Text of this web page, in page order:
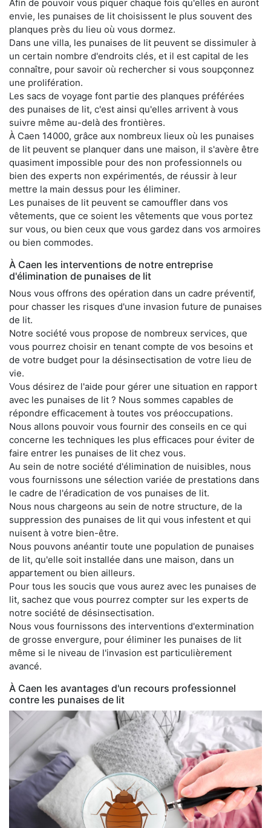
Afin de pouvoir vous piquer chaque fois qu'elles en auront
envie, les punaises de lit choisissent le plus souvent des
planques près du lieu où vous dormez.
Dans une villa, les punaises de lit peuvent se dissimuler à
un certain nombre d'endroits clés, et il est capital de les
connaître, pour savoir où rechercher si vous soupçonnez
une prolifération.
Les sacs de voyage font partie des planques préférées
des punaises de lit, c'est ainsi qu'elles arrivent à vous
suivre même au-delà des frontières.
À Caen 14000, grâce aux nombreux lieux où les punaises
de lit peuvent se planquer dans une maison, il s'avère être
quasiment impossible pour des non professionnels ou
bien des experts non expérimentés, de réussir à leur
mettre la main dessus pour les éliminer.
Les punaises de lit peuvent se camouffler dans vos
vêtements, que ce soient les vêtements que vous portez
sur vous, ou bien ceux que vous gardez dans vos armoires
ou bien commodes.
À Caen les interventions de notre entreprise
d'élimination de punaises de lit
Nous vous offrons des opération dans un cadre préventif,
pour chasser les risques d'une invasion future de punaises
de lit.
Notre société vous propose de nombreux services, que
vous pourrez choisir en tenant compte de vos besoins et
de votre budget pour la désinsectisation de votre lieu de
vie.
Vous désirez de l'aide pour gérer une situation en rapport
avec les punaises de lit ? Nous sommes capables de
répondre efficacement à toutes vos préoccupations.
Nous allons pouvoir vous fournir des conseils en ce qui
concerne les techniques les plus efficaces pour éviter de
faire entrer les punaises de lit chez vous.
Au sein de notre société d'élimination de nuisibles, nous
vous fournissons une sélection variée de prestations dans
le cadre de l'éradication de vos punaises de lit.
Nous nous chargeons au sein de notre structure, de la
suppression des punaises de lit qui vous infestent et qui
nuisent à votre bien-être.
Nous pouvons anéantir toute une population de punaises
de lit, qu'elle soit installée dans une maison, dans un
appartement ou bien ailleurs.
Pour tous les soucis que vous aurez avec les punaises de
lit, sachez que vous pourrez compter sur les experts de
notre société de désinsectisation.
Nous vous fournissons des interventions d'extermination
de grosse envergure, pour éliminer les punaises de lit
même si le niveau de l'invasion est particulièrement
avancé.
À Caen les avantages d'un recours professionnel
contre les punaises de lit